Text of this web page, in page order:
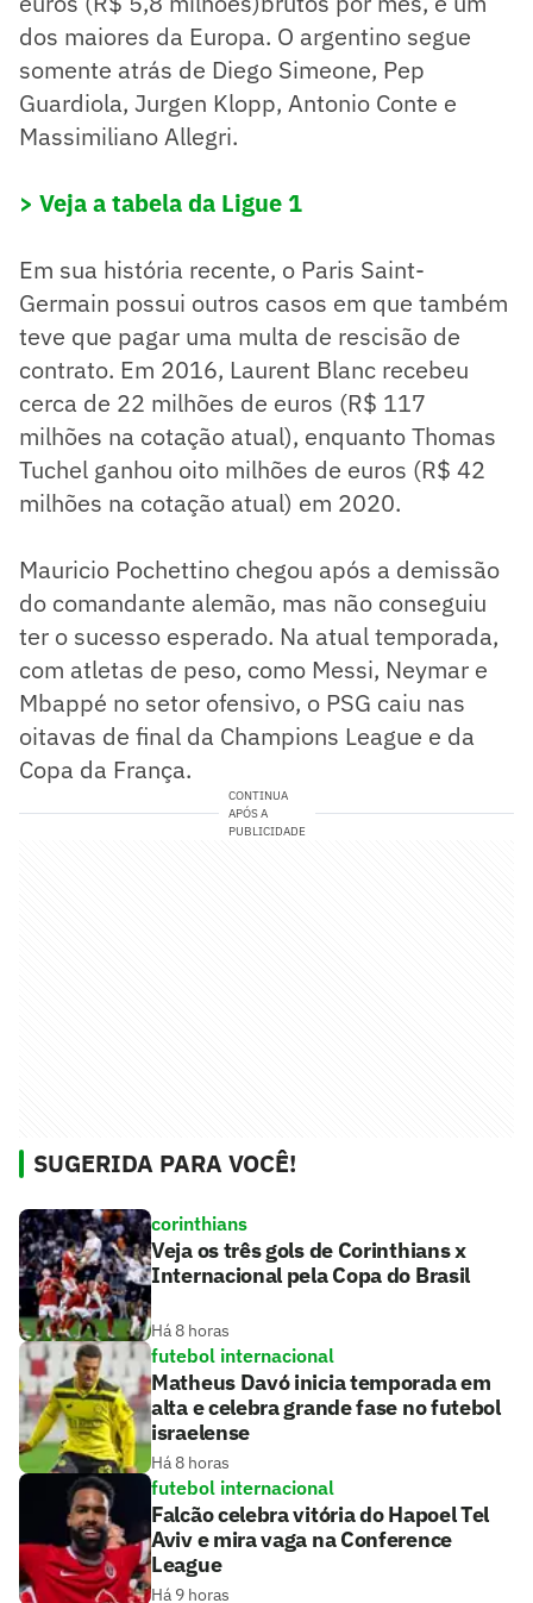
dos maiores da Europa. O argentino segue
somente atrás de Diego Simeone, Pep
Guardiola, Jurgen Klopp, Antonio Conte e
Massimiliano Allegri.
> Veja a tabela da Ligue 1
Em sua história recente, o Paris Saint-
Germain possui outros casos em que também
teve que pagar uma multa de rescisão de
contrato. Em 2016, Laurent Blanc recebeu
cerca de 22 milhões de euros (R$ 117
milhões na cotação atual), enquanto Thomas
Tuchel ganhou oito milhões de euros (R$ 42
milhões na cotação atual) em 2020.
Mauricio Pochettino chegou após a demissão
do comandante alemão, mas não conseguiu
ter o sucesso esperado. Na atual temporada,
com atletas de peso, como Messi, Neymar e
Mbappé no setor ofensivo, o PSG caiu nas
oitavas de final da Champions League e da
Copa da França.
CONTINUA
APÓS A
PUBLICIDADE
SUGERIDA PARA VOCÊ!
corinthians
Veja os três gols de Corinthians x
Internacional pela Copa do Brasil
Há 8 horas
futebol internacional
Matheus Davó inicia temporada em
alta e celebra grande fase no futebol
israelense
Há 8 horas
futebol internacional
Falcão celebra vitória do Hapoel Tel
Aviv e mira vaga na Conference
League
Há 9 horas